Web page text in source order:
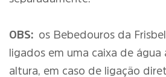
OBS: os Bebedouros da
ligados em uma caixa de
altura, em caso de ligação